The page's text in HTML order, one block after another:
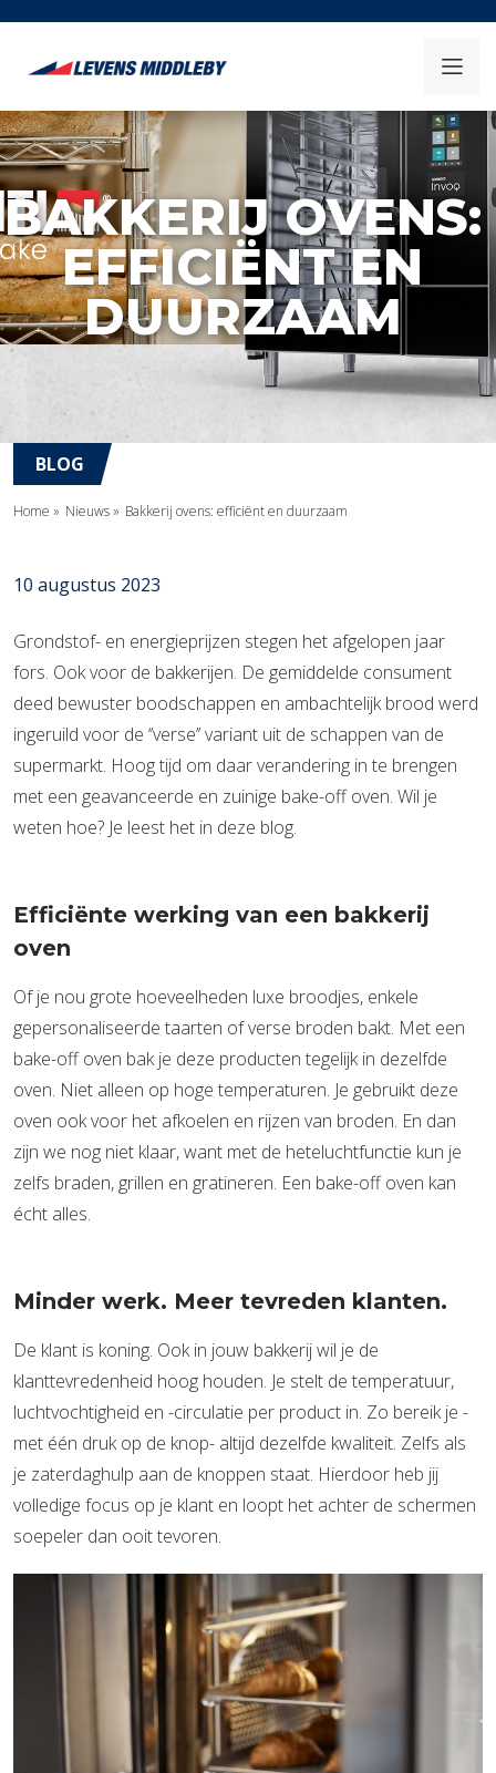
BAKKERIJ OVENS:
EFFICIËNT EN
DUURZAAM
BLOG
Home » Nieuws » Bakkerij ovens: efficiënt en duurzaam
10 augustus 2023
Grondstof- en energieprijzen stegen het afgelopen jaar
fors. Ook voor de bakkerijen. De gemiddelde consument
deed bewuster boodschappen en ambachtelijk brood werd
ingeruild voor de ‘’verse’’ variant uit de schappen van de
supermarkt. Hoog tijd om daar verandering in te brengen
met een geavanceerde en zuinige bake-off oven. Wil je
weten hoe? Je leest het in deze blog.
Efficiënte werking van een bakkerij
oven
Of je nou grote hoeveelheden luxe broodjes, enkele
gepersonaliseerde taarten of verse broden bakt. Met een
bake-off oven bak je deze producten tegelijk in dezelfde
oven. Niet alleen op hoge temperaturen. Je gebruikt deze
oven ook voor het afkoelen en rijzen van broden. En dan
zijn we nog niet klaar, want met de heteluchtfunctie kun je
zelfs braden, grillen en gratineren. Een bake-off oven kan
écht alles.
Minder werk. Meer tevreden klanten.
De klant is koning. Ook in jouw bakkerij wil je de
klanttevredenheid hoog houden. Je stelt de temperatuur,
luchtvochtigheid en -circulatie per product in. Zo bereik je -
met één druk op de knop- altijd dezelfde kwaliteit. Zelfs als
je zaterdaghulp aan de knoppen staat. Hierdoor heb jij
volledige focus op je klant en loopt het achter de schermen
soepeler dan ooit tevoren.